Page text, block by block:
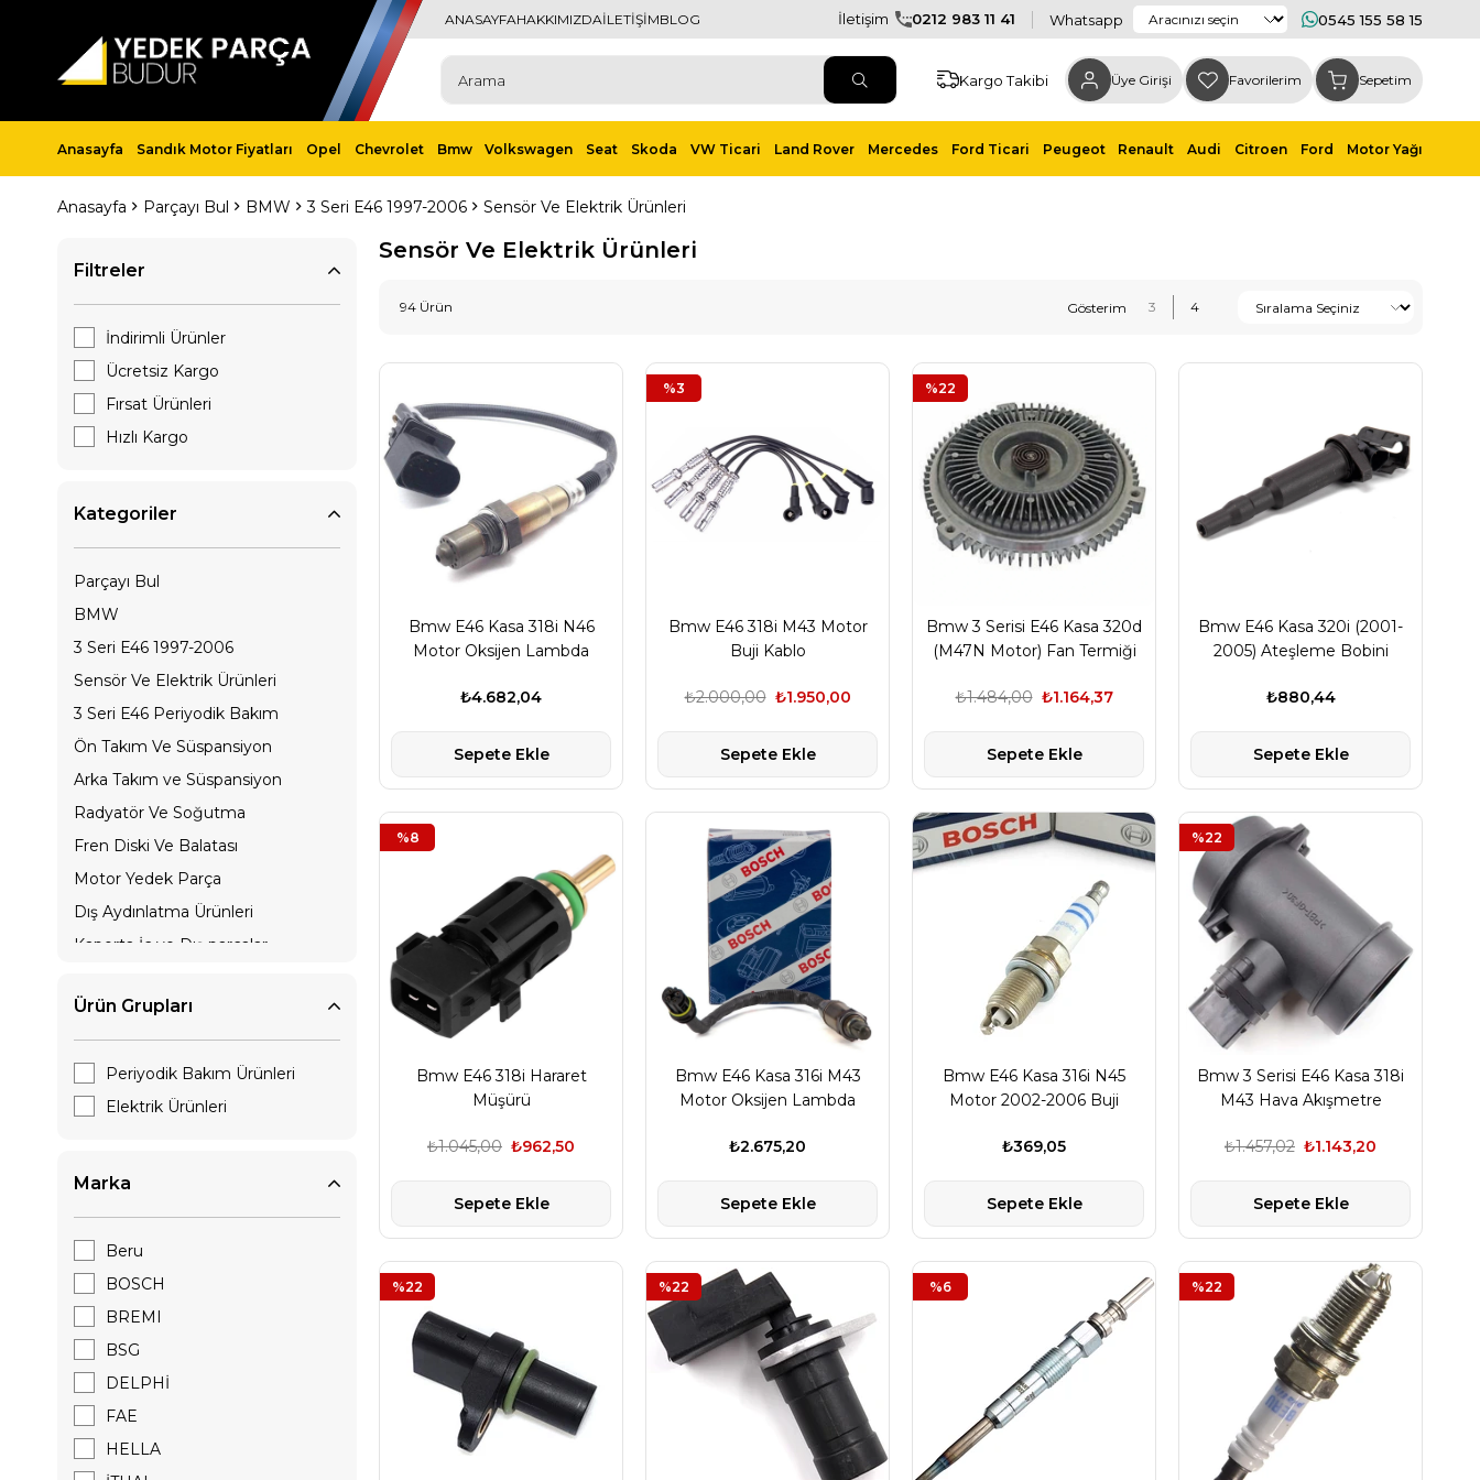
ANASAYFAHAKKIMIZDAİLETİŞİMBLOG İletişim 0212 983 11 41 Whatsapp 0545 155 58 15
Kargo Takibi Üye Girişi Favorilerim Sepetim
Anasayfa Sandık Motor Fiyatları Opel Chevrolet Bmw Volkswagen Seat Skoda VW Ticari Land Rover Mercedes Ford Ticari Peugeot Renault Audi Citroen Ford Motor Yağı
Anasayfa Parçayı Bul BMW 3 Seri E46 1997-2006 Sensör Ve Elektrik Ürünleri
Filtreler
İndirimli Ürünler
Ücretsiz Kargo
Fırsat Ürünleri
Hızlı Kargo
Kategoriler
Parçayı Bul
BMW
3 Seri E46 1997-2006
Sensör Ve Elektrik Ürünleri
3 Seri E46 Periyodik Bakım
Ön Takım Ve Süspansiyon
Arka Takım ve Süspansiyon
Radyatör Ve Soğutma
Fren Diski Ve Balatası
Motor Yedek Parça
Dış Aydınlatma Ürünleri
Kaporta İç ve Dış parçalar
Ürün Grupları
Periyodik Bakım Ürünleri
Elektrik Ürünleri
Marka
Beru
BOSCH
BREMI
BSG
DELPHİ
FAE
HELLA
Sensör Ve Elektrik Ürünleri
94 Ürün
Bmw E46 Kasa 318i N46
Motor Oksijen Lambda
₺4.682,04
Sepete Ekle
Bmw E46 318i M43 Motor
Buji Kablo
₺1.950,00
₺2.000,00
Sepete Ekle
%3
Bmw 3 Serisi E46 Kasa 320d
(M47N Motor) Fan Termiği
₺1.164,37
₺1.484,00
Sepete Ekle
%22
Bmw E46 Kasa 320i (2001-
2005) Ateşleme Bobini
₺880,44
Sepete Ekle
Bmw E46 318i Hararet
Müşürü
₺962,50
₺1.045,00
Sepete Ekle
%8
Bmw E46 Kasa 316i M43
Motor Oksijen Lambda
Numara
₺2.675,20
Sepete Ekle
Bmw E46 Kasa 316i N45
Motor 2002-2006 Buji
₺369,05
Sepete Ekle
Bmw 3 Serisi E46 Kasa 318i
M43 Hava Akışmetre
₺1.143,20
₺1.457,02
Sepete Ekle
%22
%22 %22 %6 %22